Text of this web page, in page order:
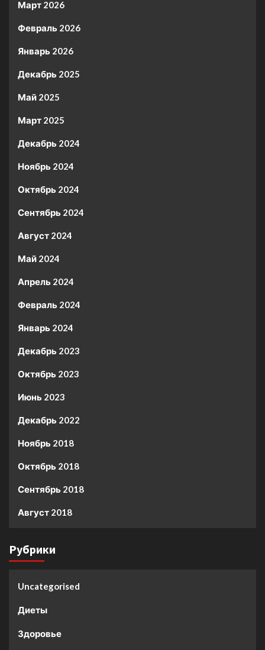
Март 2026
Февраль 2026
Январь 2026
Декабрь 2025
Май 2025
Март 2025
Декабрь 2024
Ноябрь 2024
Октябрь 2024
Сентябрь 2024
Август 2024
Май 2024
Апрель 2024
Февраль 2024
Январь 2024
Декабрь 2023
Октябрь 2023
Июнь 2023
Декабрь 2022
Ноябрь 2018
Октябрь 2018
Сентябрь 2018
Август 2018
Рубрики
Uncategorised
Диеты
Здоровье